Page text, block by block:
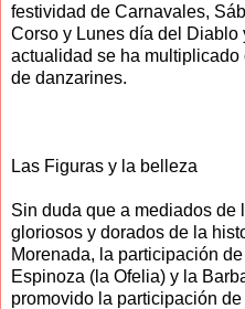
festividad de Carnavales,
Corso y Lunes día del Diablo
actualidad se ha
de danzarines.
Las Figuras y la belleza
Sin duda que a mediados de
gloriosos y dorados de la
Morenada, la participación
Espinoza (la Ofelia) y la
promovido la participación